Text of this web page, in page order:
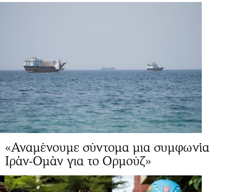
«Αναμένουμε σύντομα μια συμφωνία
Ιράν-Ομάν για το Ορμούζ»